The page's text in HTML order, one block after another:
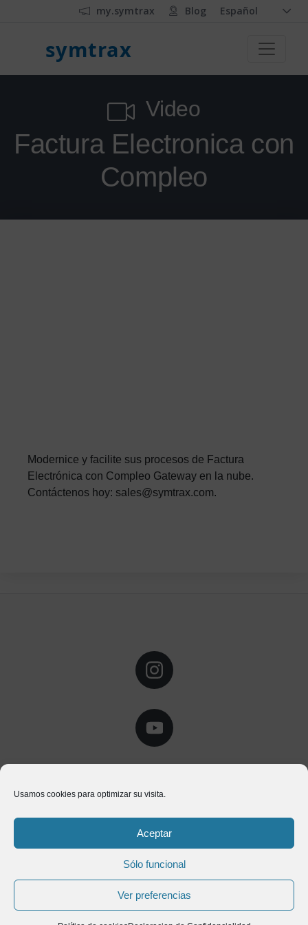
Usamos cookies para optimizar su visita.
Aceptar
Sólo funcional
Ver preferencias
my.symtrax Blog Español
symtrax
Video
Factura Electronica con
Compleo
Modernice y facilite sus procesos de Factura
Electrónica con Compleo Gateway en la nube.
Contáctenos hoy: sales@symtrax.com.
SOBRE
Empresa
Productos